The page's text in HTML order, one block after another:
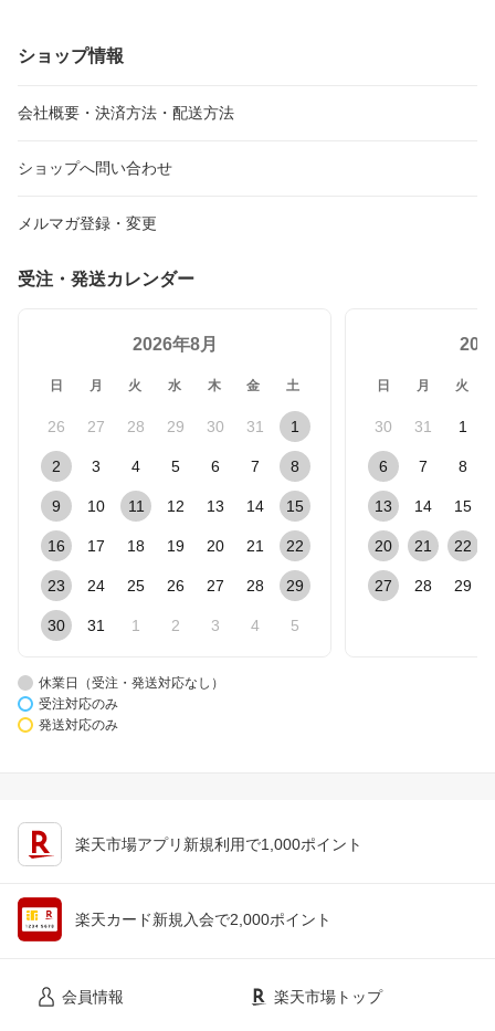
ショップ情報
会社概要・決済方法・配送方法
ショップへ問い合わせ
メルマガ登録・変更
受注・発送カレンダー
2026年8月
日 月 火 水 木 金 土
26 27 28 29 30 31 1
2 3 4 5 6 7 8
9 10 11 12 13 14 15
16 17 18 19 20 21 22
23 24 25 26 27 28 29
30 31 1 2 3 4 5
日 月 火
30 31 1
6 7 8
13 14 15
20 21 22
27 28 29
休業日（受注・発送対応なし）
受注対応のみ
発送対応のみ
楽天市場アプリ新規利用で1,000ポイント
楽天カード新規入会で2,000ポイント
会員情報 楽天市場トップ